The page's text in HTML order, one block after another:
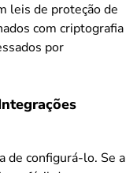
leis de proteção de
com criptografia
por
de configurá-lo. Se a